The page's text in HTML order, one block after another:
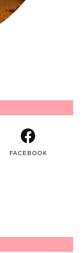
FACEBOOK